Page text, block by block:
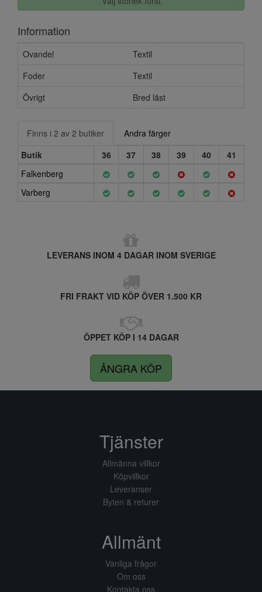
Information
Ovandel
Textil
Foder
Textil
Övrigt
Bred läst
Finns i 2 av 2 butiker
Andra färger
Butik
36 37 38 39 40
41
Falkenberg
Varberg
LEVERANS INOM 4 DAGAR INOM SVERIGE
FRI FRAKT VID KÖP ÖVER 1.500 KR
ÖPPET KÖP I 14 DAGAR
ÅNGRA KÖP
Tjänster
Allmänna villkor
Köpvillkor
Leveranser
Byten & returer
Allmänt
Vanliga frågor
Om oss
Kontakta oss